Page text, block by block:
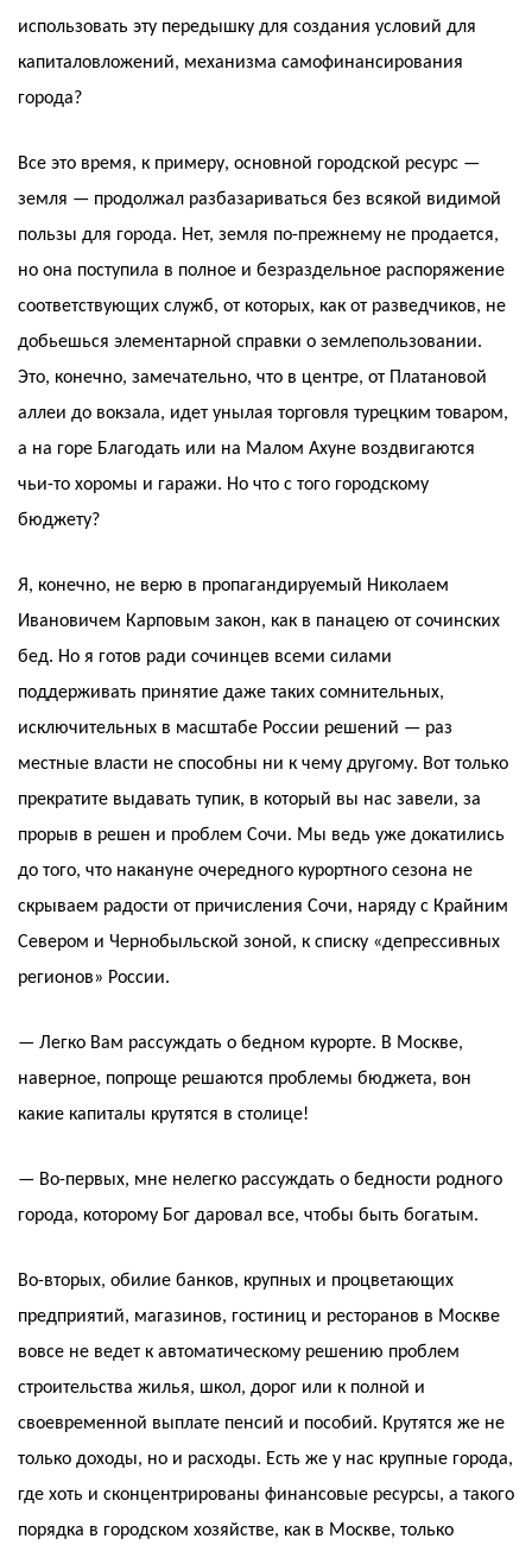
использовать эту передышку для создания условий для
капиталовложений, механизма самофинансирования
города?
Все это время, к примеру, основной городской ресурс —
земля — продолжал разбазариваться без всякой видимой
пользы для города. Нет, земля по-прежнему не продается,
но она поступила в полное и безраздельное распоряжение
соответствующих служб, от которых, как от разведчиков, не
добьешься элементарной справки о землепользовании.
Это, конечно, замечательно, что в центре, от Платановой
аллеи до вокзала, идет унылая торговля турецким товаром,
а на горе Благодать или на Малом Ахуне воздвигаются
чьи-то хоромы и гаражи. Но что с того городскому
бюджету?
Я, конечно, не верю в пропагандируемый Николаем
Ивановичем Карповым закон, как в панацею от сочинских
бед. Но я готов ради сочинцев всеми силами
поддерживать принятие даже таких сомнительных,
исключительных в масштабе России решений — раз
местные власти не способны ни к чему другому. Вот только
прекратите выдавать тупик, в который вы нас завели, за
прорыв в решен и проблем Сочи. Мы ведь уже докатились
до того, что накануне очередного курортного сезона не
скрываем радости от причисления Сочи, наряду с Крайним
Севером и Чернобыльской зоной, к списку «депрессивных
регионов» России.
— Легко Вам рассуждать о бедном курорте. В Москве,
наверное, попроще решаются проблемы бюджета, вон
какие капиталы крутятся в столице!
— Во-первых, мне нелегко рассуждать о бедности родного
города, которому Бог даровал все, чтобы быть богатым.
Во-вторых, обилие банков, крупных и процветающих
предприятий, магазинов, гостиниц и ресторанов в Москве
вовсе не ведет к автоматическому решению проблем
строительства жилья, школ, дорог или к полной и
своевременной выплате пенсий и пособий. Крутятся же не
только доходы, но и расходы. Есть же у нас крупные города,
где хоть и сконцентрированы финансовые ресурсы, а такого
порядка в городском хозяйстве, как в Москве, только